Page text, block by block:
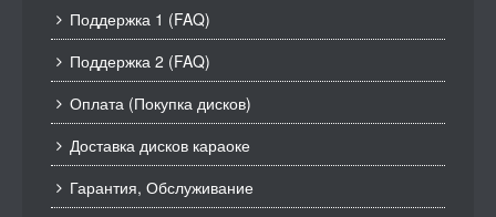
Поддержка 1 (FAQ)
Поддержка 2 (FAQ)
Оплата (Покупка дисков)
Доставка дисков караоке
Гарантия, Обслуживание